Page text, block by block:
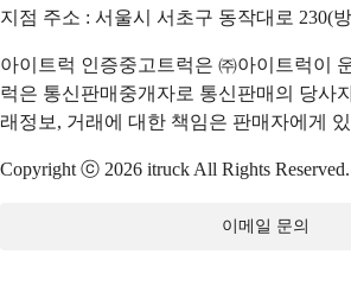
지점 주소 : 서울시 서초구 동작대로 230(
아이트럭 인증중고트럭은 ㈜아이트럭이
럭은 통신판매중개자로 통신판매의 당사
래정보, 거래에 대한 책임은 판매자에게
Copyright ⓒ 2026 itruck All Rights Reserved.
이메일 문의